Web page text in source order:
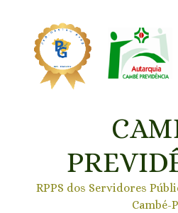
RPPS dos Servidores
Cambé-